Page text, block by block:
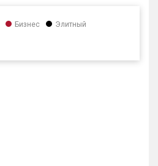
Бизнес
Элитный